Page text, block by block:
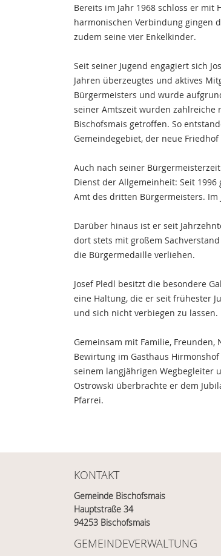
Bereits im Jahr 1968 schloss er
harmonischen Verbindung gingen
zudem seine vier Enkelkinder.
Seit seiner Jugend engagiert sich
Jahren überzeugtes und aktives
Bürgermeisters und wurde
seiner Amtszeit wurden zahlreiche
Bischofsmais getroffen. So
Gemeindegebiet, der neue
Auch nach seiner
Dienst der Allgemeinheit: Seit
Amt des dritten Bürgermeisters. Im
Darüber hinaus ist er seit
dort stets mit großem
die Bürgermedaille verliehen.
Josef Pledl besitzt die besondere
eine Haltung, die er seit frühester
und sich nicht verbiegen zu lassen.
Gemeinsam mit Familie,
Bewirtung im Gasthaus
seinem langjährigen Wegbegleiter
Ostrowski überbrachte er dem
Pfarrei.
KONTAKT
Gemeinde Bischofsmais
Hauptstraße 34
94253 Bischofsmais
GEMEINDEVERWALTUNG